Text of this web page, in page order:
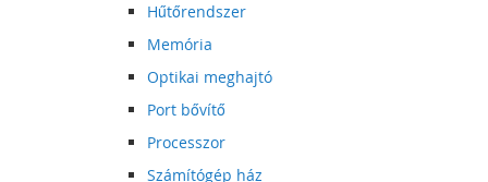
Hűtőrendszer
Memória
Optikai meghajtó
Port bővítő
Processzor
Számítógép ház